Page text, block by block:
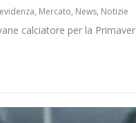
, Mercato, News, Notizie
calciatore per la